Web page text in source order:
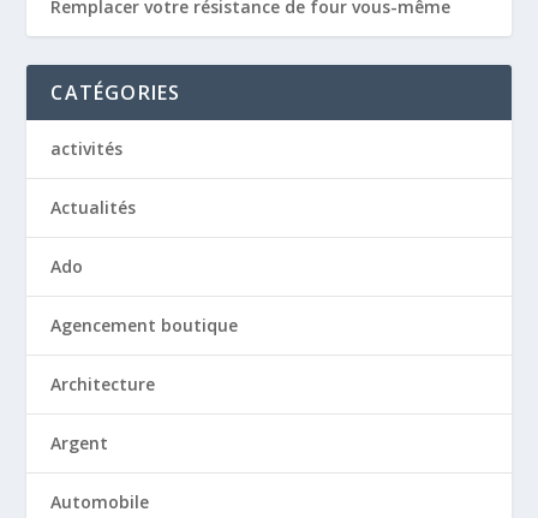
Remplacer votre résistance de four vous-même
CATÉGORIES
activités
Actualités
Ado
Agencement boutique
Architecture
Argent
Automobile